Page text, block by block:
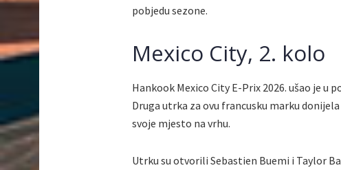
pobjedu sezone.
Mexico City, 2. kolo
Hankook Mexico City E-Prix 2026. ušao je u
Druga utrka za ovu francusku marku
svoje mjesto na vrhu.
Utrku su otvorili Sebastien Buemi i Taylor